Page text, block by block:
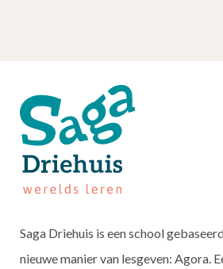
Saga Driehuis is een school
nieuwe manier van lesgeven: Agora.